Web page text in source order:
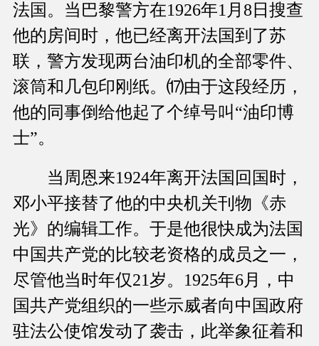
法国。当巴黎警方在1926年1月8日搜查
他的房间时，他已经离开法国到了苏
联，警方发现两台油印机的全部零件、
滚筒和几包印刚纸。⒄由于这段经历，
他的同事倒给他起了个绰号叫“油印博
士”。
当周恩来1924年离开法国回国时，
邓小平接替了他的中央机关刊物《赤
光》的编辑工作。于是他很快成为法国
中国共产党的比较老资格的成员之一，
尽管他当时年仅21岁。1925年6月，中
国共产党组织的一些示威者向中国政府
驻法公使馆发动了袭击，此举象征着和